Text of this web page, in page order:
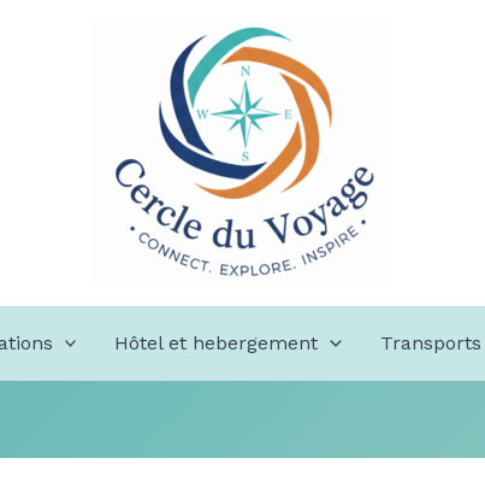
Hôtel et hebergement Transports